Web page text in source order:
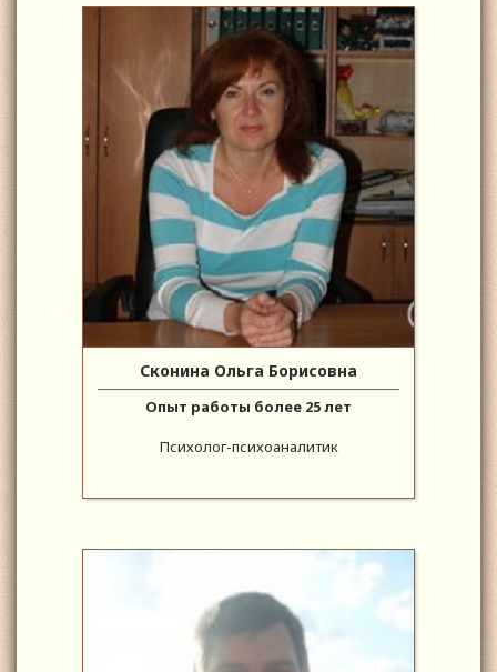
Сконина Ольга Борисовна
Опыт работы более 25 лет
Психолог-психоаналитик